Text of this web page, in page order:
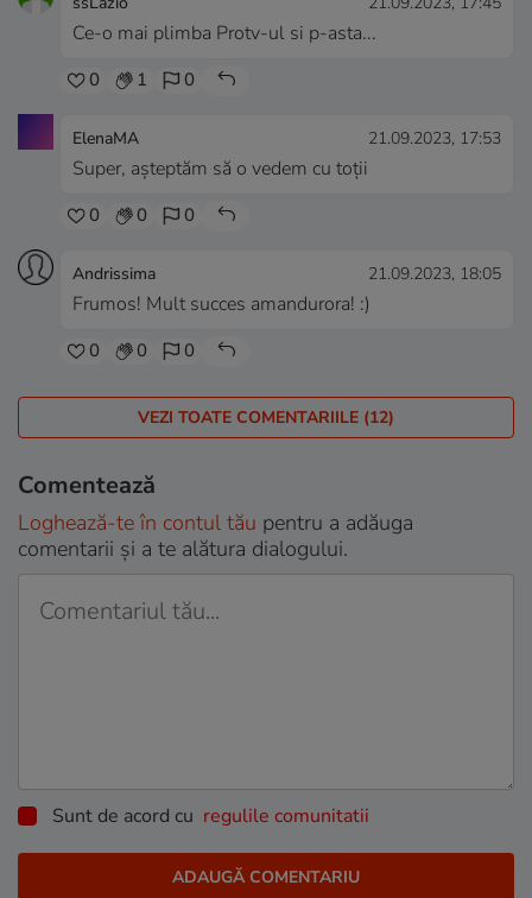
Ce-o mai plimba Protv-ul si p-asta...
0 1 0
ElenaMA 21.09.2023, 17:53
Super, așteptăm să o vedem cu toții
0 0 0
Andrissima 21.09.2023, 18:05
Frumos! Mult succes amandurora! :)
0 0 0
VEZI TOATE COMENTARIILE (12)
Comentează
Loghează-te în contul tău pentru a adăuga
comentarii și a te alătura dialogului.
Sunt de acord cu regulile comunitatii